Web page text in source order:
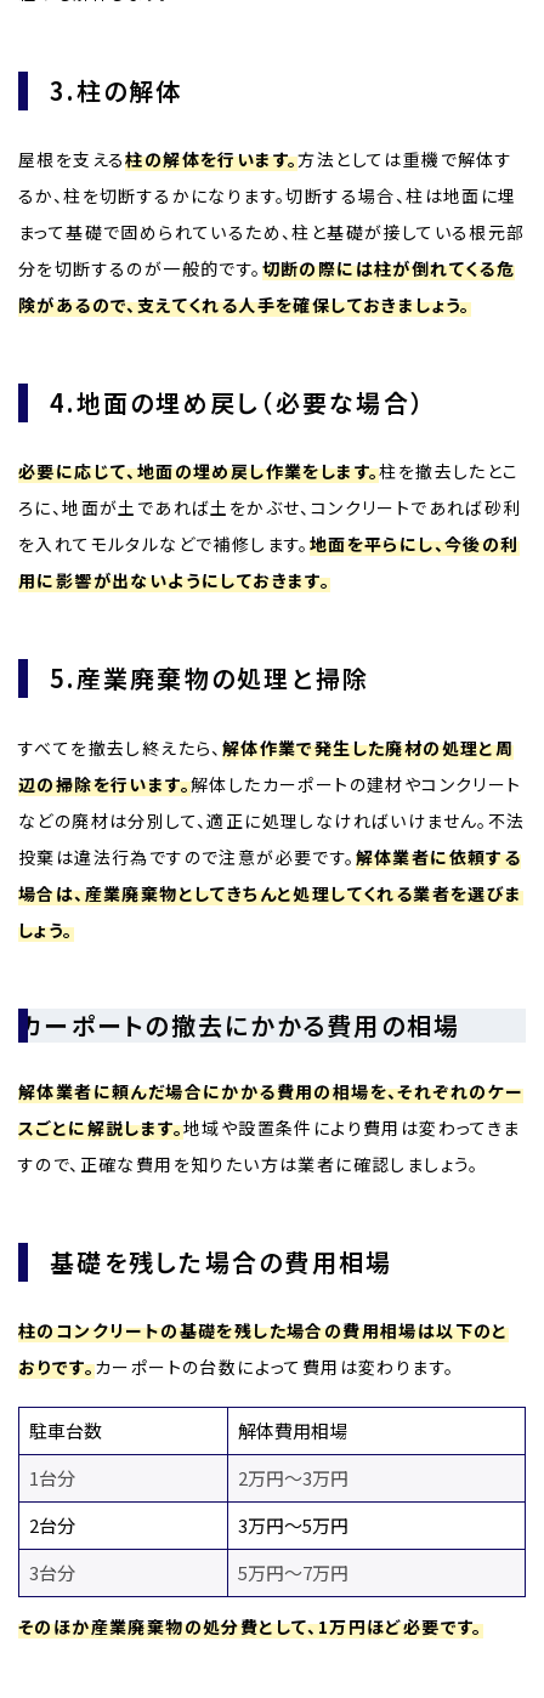
3.柱の解体
屋根を支える柱の解体を行います。方法としては重機で解体す
るか、柱を切断するかになります。切断する場合、柱は地面に埋
まって基礎で固められているため、柱と基礎が接している根元部
分を切断するのが一般的です。 切断の際には柱が倒れてくる危
険があるので、支えてくれる人手を確保しておきましょう。
4.地面の埋め戻し（必要な場合）
必要に応じて、地面の埋め戻し作業をします。柱を撤去したとこ
ろに、地面が土であれば土をかぶせ、コンクリートであれば砂利
を入れてモルタルなどで補修します。 地面を平らにし、今後の利
用に影響が出ないようにしておきます。
5.産業廃棄物の処理と掃除
すべてを撤去し終えたら、 解体作業で発生した廃材の処理と周
辺の掃除を行います。解体したカーポートの建材やコンクリート
などの廃材は分別して、適正に処理しなければいけません。不法
投棄は違法行為ですので注意が必要です。 解体業者に依頼する
場合は、産業廃棄物としてきちんと処理してくれる業者を選びま
しょう。
カーポートの撤去にかかる費用の相場
解体業者に頼んだ場合にかかる費用の相場を、それぞれのケー
スごとに解説します。地域や設置条件により費用は変わってきま
すので、正確な費用を知りたい方は業者に確認しましょう。
基礎を残した場合の費用相場
柱のコンクリートの基礎を残した場合の費用相場は以下のと
おりです。カーポートの台数によって費用は変わります。
駐車台数
解体費用相場
1台分
2万円～3万円
2台分
3万円～5万円
3台分
5万円～7万円
そのほか産業廃棄物の処分費として、1万円ほど必要です。